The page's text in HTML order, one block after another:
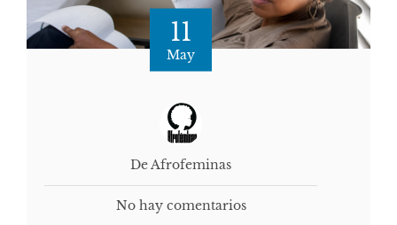
11
May
De Afrofeminas
No hay comentarios